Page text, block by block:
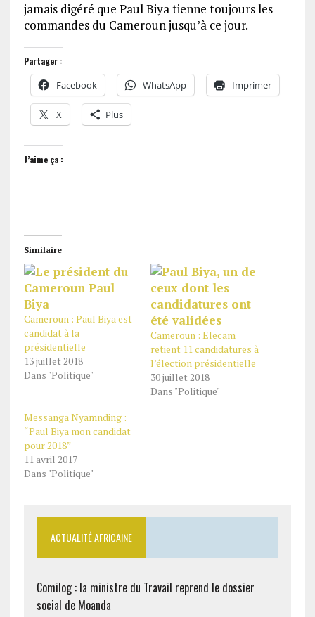
jamais digéré que Paul Biya tienne toujours les
commandes du Cameroun jusqu’à ce jour.
Partager :
Facebook WhatsApp Imprimer
X Plus
J’aime ça :
Similaire
Cameroun : Paul Biya est
candidat à la
présidentielle
13 juillet 2018
Dans "Politique"
Cameroun : Elecam
retient 11 candidatures à
l’élection présidentielle
30 juillet 2018
Dans "Politique"
Messanga Nyamnding :
“Paul Biya mon candidat
pour 2018”
11 avril 2017
Dans "Politique"
ACTUALITÉ AFRICAINE
Comilog : la ministre du Travail reprend le dossier
social de Moanda